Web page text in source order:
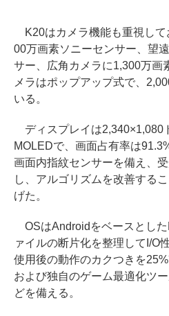
K20はカメラ機能も重視して
00万画素ソニーセンサー、望
サー、広角カメラに1,300万画
メラはポップアップ式で、
いる。
ディスプレイは2,340×1,080
MOLEDで、画面占有率は
画面内指紋センサーを備え、
し、アルゴリズムを改善する
げた。
OSはAndroidをベースとした
ァイルの断片化を整理してI/O
使用後の動作のカクつきを25%
および独自のゲーム最適化ツ
どを備える。